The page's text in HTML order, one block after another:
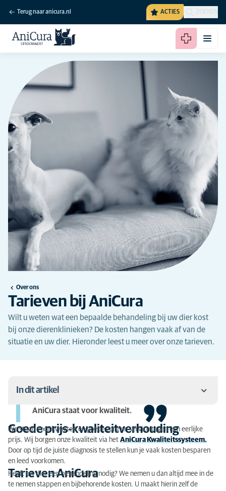
Terug naar anicura.nl ACTIES ZOEKEN
Over ons
Tarieven bij AniCura
Wilt u weten wat een bepaalde behandeling bij uw dier kost
bij onze dierenklinieken? De kosten hangen vaak af van de
situatie en uw dier. Hieronder leest u meer over onze tarieven.
In dit artikel
Tarieven AniCura
Zo zijn de kosten bij onze kliniek bepaald
Vraag over onze tarieven?
AniCura staat voor kwaliteit.
Goede prijs-kwaliteitverhouding
We staan voor kwaliteit en goede zorg en service tegen een eerlijke
prijs. Wij borgen onze kwaliteit via het AniCura Kwaliteitssysteem.
Door op tijd de juiste diagnosis te stellen kun je vaak kosten besparen
en leed voorkomen.
Tarieven AniCura
Heeft uw dier een behandeling nodig? We nemen u dan altijd mee in de
te nemen stappen en bijbehorende kosten. U maakt hierin zelf de